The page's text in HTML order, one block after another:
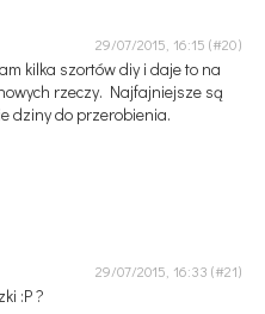
29/07/2015, 16:15
kilka szortów diy i daje to na
rzeczy. Najfajniejsze są
dziny do przerobienia.
29/07/2015, 16:33
:P ?